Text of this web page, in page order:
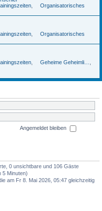
Organisatorisches
Organisatorisches
Angemeldet bleiben
0 unsichtbare und 106 Gäste
5 Minuten)
am Fr 8. Mai 2026, 05:47 gleichzeitig